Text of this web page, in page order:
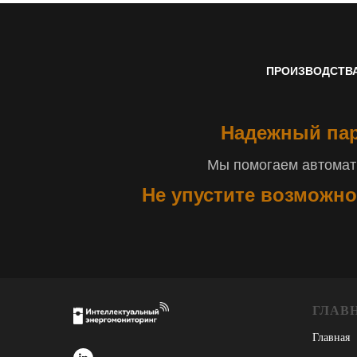
Надежный
Мы помогаем
Не упустите
Главная